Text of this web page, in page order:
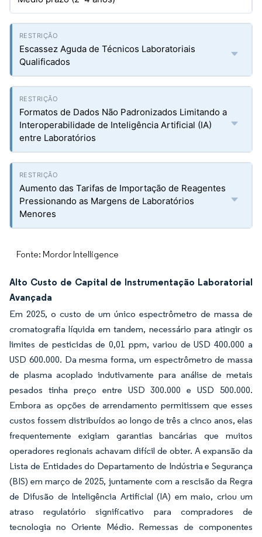
Escassez Aguda de Técnicos Laboratoriais
Qualificados
Formatos de Dados Não Padronizados Limitando a
Interoperabilidade de Inteligência Artificial (IA)
entre Laboratórios
Aumento das Tarifas de Importação de Reagentes
Pressionando as Margens de Laboratórios
Menores
Fonte: Mordor Intelligence
Alto Custo de Capital de Instrumentação Laboratorial
Avançada
Em 2025, o custo de um único espectrômetro de massa de
cromatografia líquida em tandem, necessário para atingir os
limites de pesticidas de 0,01 ppm, variou de USD 400.000 a
USD 600.000. Da mesma forma, um espectrômetro de massa
de plasma acoplado indutivamente para análise de metais
pesados tinha preço entre USD 300.000 e USD 500.000.
Embora as opções de arrendamento permitissem que esses
custos fossem distribuídos ao longo de três a cinco anos, elas
frequentemente exigiam garantias bancárias que muitos
operadores regionais achavam difícil de obter. A expansão da
Lista de Entidades do Departamento de Indústria e Segurança
(BIS) em março de 2025, juntamente com a rescisão da Regra
de Difusão de Inteligência Artificial (IA) em maio, criou um
atraso regulatório significativo para compradores de
tecnologia no Oriente Médio. Remessas de componentes